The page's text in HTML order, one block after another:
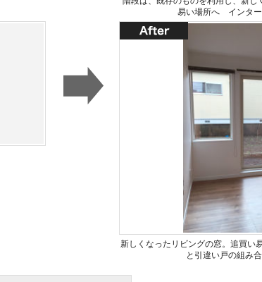
易い場所へ インター
新しくなったリビングの窓。追買い
と引違い戸の組み